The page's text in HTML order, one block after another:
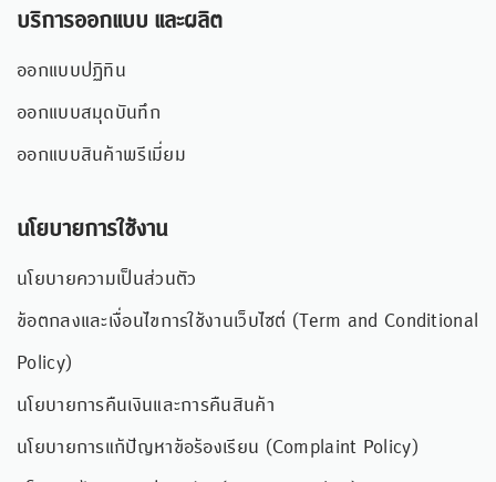
บริการออกแบบ และผลิต
ออกแบบปฏิทิน
ออกแบบสมุดบันทึก
ออกแบบสินค้าพรีเมี่ยม
นโยบายการใช้งาน
นโยบายความเป็นส่วนตัว
ข้อตกลงและเงื่อนไขการใช้งานเว็บไซต์ (Term and Conditional
Policy)
นโยบายการคืนเงินและการคืนสินค้า
นโยบายการแก้ปัญหาข้อร้องเรียน (Complaint Policy)